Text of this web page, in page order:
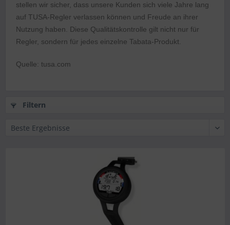
stellen wir sicher, dass unsere Kunden sich viele Jahre lang
auf TUSA-Regler verlassen können und Freude an ihrer
Nutzung haben. Diese Qualitätskontrolle gilt nicht nur für
Regler, sondern für jedes einzelne Tabata-Produkt.
Quelle: tusa.com
Filtern